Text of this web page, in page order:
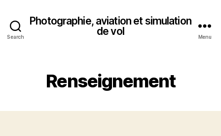
Search
Photographie, aviation et simulation
de vol
Menu
Renseignement